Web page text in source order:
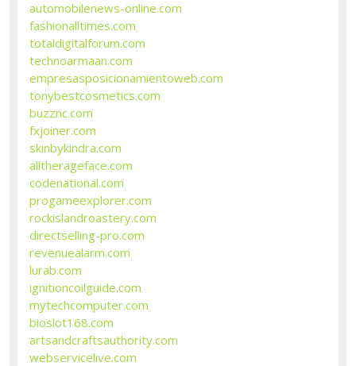
automobilenews-online.com
fashionalltimes.com
totaldigitalforum.com
technoarmaan.com
empresasposicionamientoweb.com
tonybestcosmetics.com
buzznc.com
fxjoiner.com
skinbykindra.com
alltherageface.com
codenational.com
progameexplorer.com
rockislandroastery.com
directselling-pro.com
revenuealarm.com
lurab.com
ignitioncoilguide.com
mytechcomputer.com
bioslot168.com
artsandcraftsauthority.com
webservicelive.com